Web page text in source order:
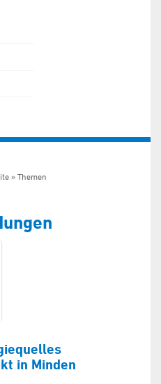
Themen
in Minden